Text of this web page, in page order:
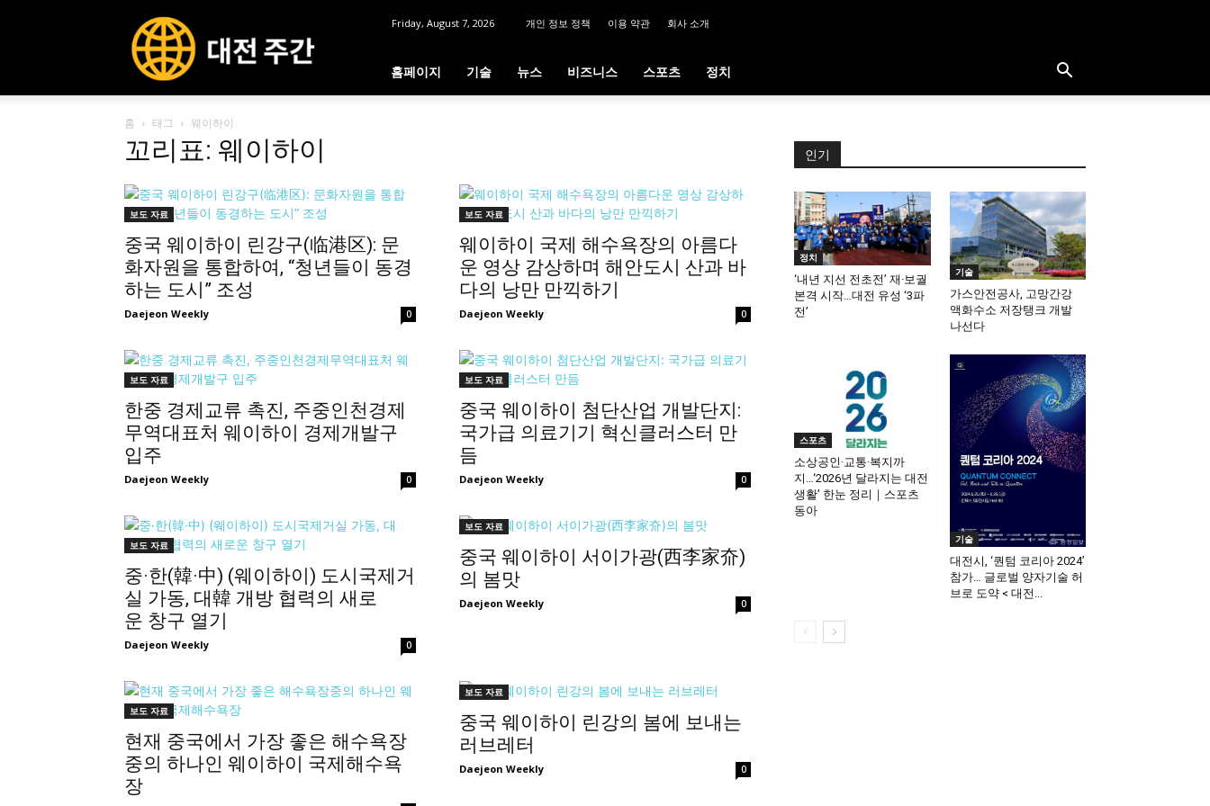
전
주
Friday, August 7, 2026 개인 정보 정책 이용 약관 회사 소개
홈페이지 기술 뉴스 비즈니스 스포츠 정치
홈 태그 웨이하이
꼬리표: 웨이하이
보도 자료
중국 웨이하이 린강구(临港区): 문
화자원을 통합하여, “청년들이 동경
하는 도시” 조성
Daejeon Weekly 0
보도 자료
웨이하이 국제 해수욕장의 아름다
운 영상 감상하며 해안도시 산과 바
다의 낭만 만끽하기
Daejeon Weekly 0
보도 자료
한중 경제교류 촉진, 주중인천경제
무역대표처 웨이하이 경제개발구
입주
Daejeon Weekly 0
보도 자료
중국 웨이하이 첨단산업 개발단지:
국가급 의료기기 혁신클러스터 만
듬
Daejeon Weekly 0
보도 자료
중·한(韓·中) (웨이하이) 도시국제거
실 가동, 대韓 개방 협력의 새로
운 창구 열기
Daejeon Weekly 0
보도 자료
중국 웨이하이 서이가광(西李家夼)
의 봄맛
Daejeon Weekly 0
보도 자료
현재 중국에서 가장 좋은 해수욕장
중의 하나인 웨이하이 국제해수욕
장
보도 자료
중국 웨이하이 린강의 봄에 보내는
러브레터
Daejeon Weekly 0
인기
정치
‘내년 지선 전초전’ 재·보궐
본격 시작…대전 유성 ‘3파
전’
기술
가스안전공사, 고망간강
액화수소 저장탱크 개발
나선다
스포츠
소상공인·교통·복지까
지…‘2026년 달라지는 대전
생활’ 한눈 정리｜스포츠
동아
기술
대전시, ‘퀀텀 코리아 2024’
참가… 글로벌 양자기술 허
브로 도약 < 대전...